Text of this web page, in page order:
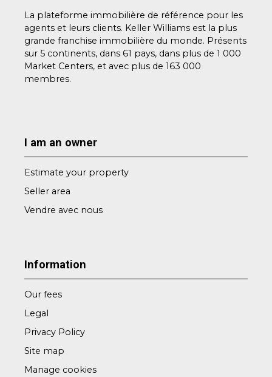
La plateforme immobilière de référence pour les
agents et leurs clients. Keller Williams est la plus
grande franchise immobilière du monde. Présents
sur 5 continents, dans 61 pays, dans plus de 1 000
Market Centers, et avec plus de 163 000
membres.
I am an owner
Estimate your property
Seller area
Vendre avec nous
Information
Our fees
Legal
Privacy Policy
Site map
Manage cookies